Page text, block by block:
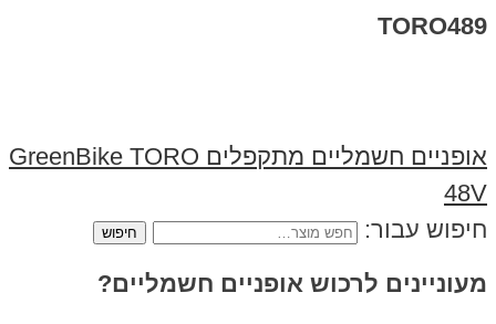
TORO489
אופניים חשמליים מתקפלים GreenBike TORO
48V
חיפוש עבור:
מעוניינים לרכוש אופניים חשמליים?